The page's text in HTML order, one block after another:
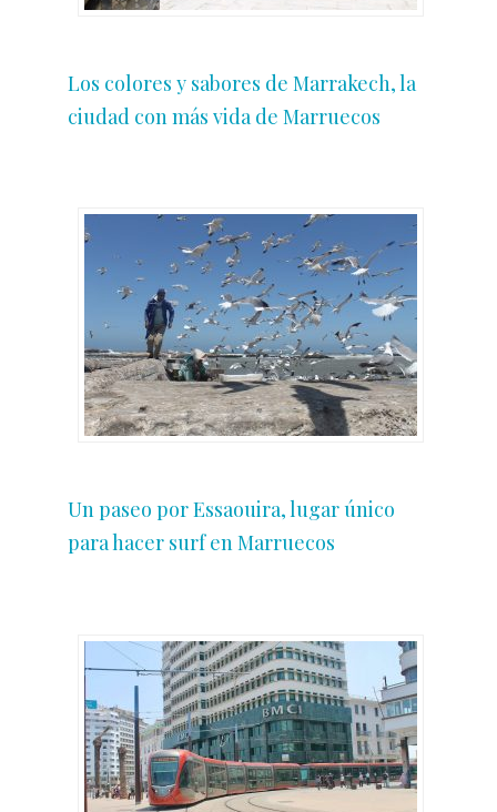
Los colores y sabores de Marrakech, la
ciudad con más vida de Marruecos
Un paseo por Essaouira, lugar único
para hacer surf en Marruecos